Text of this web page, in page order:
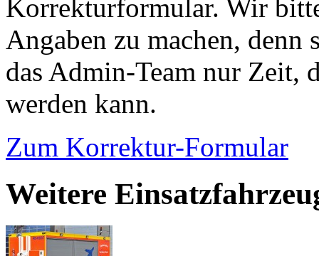
Korrekturformular. Wir
Angaben zu machen,
das Admin-Team nur Zeit,
werden kann.
Zum Korrektur-Formular
Weitere